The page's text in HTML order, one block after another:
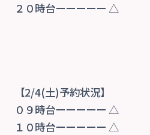
２０時台ーーーーー △
【2/4(土)予約状況】
０９時台ーーーーー △
１０時台ーーーーー △